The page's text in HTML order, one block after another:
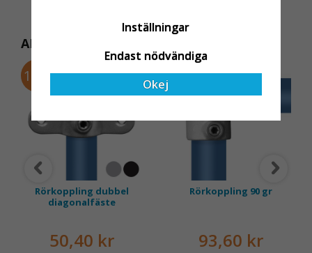
Med daglig verksamhet på
hög höjd är det avgörande
för dem att samarbeta
med en leverantör som
både har rätt produkter
föreskrifter i kraft i
Sverige gällande
rullställningar, med s
ANDRA KÖPTE ÄVEN
Rörkoppling dubbel
diagonalfäste
10%
50,40 kr
Rörkoppling 90 gr
10%
93,60 kr
Inställningar
Endast nödvändiga
Okej